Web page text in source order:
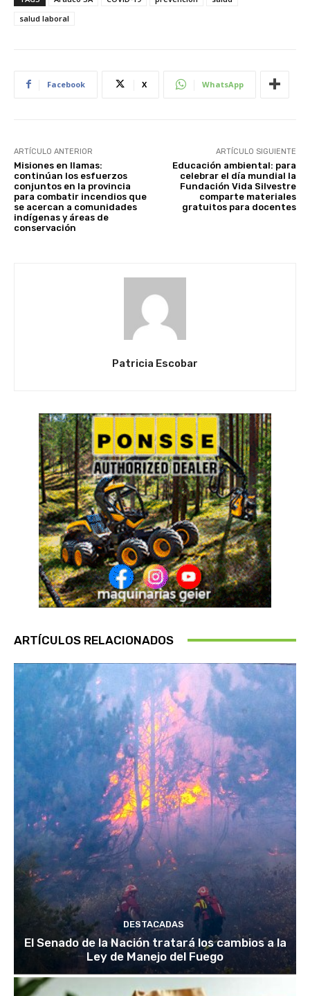
salud laboral
Facebook X WhatsApp
ARTÍCULO ANTERIOR
Misiones en llamas:
continúan los esfuerzos
conjuntos en la provincia
para combatir incendios que
se acercan a comunidades
indígenas y áreas de
conservación
ARTÍCULO SIGUIENTE
Educación ambiental: para
celebrar el día mundial la
Fundación Vida Silvestre
comparte materiales
gratuitos para docentes
Patricia Escobar
ARTÍCULOS RELACIONADOS
DESTACADAS
El Senado de la Nación tratará los cambios a la
Ley de Manejo del Fuego